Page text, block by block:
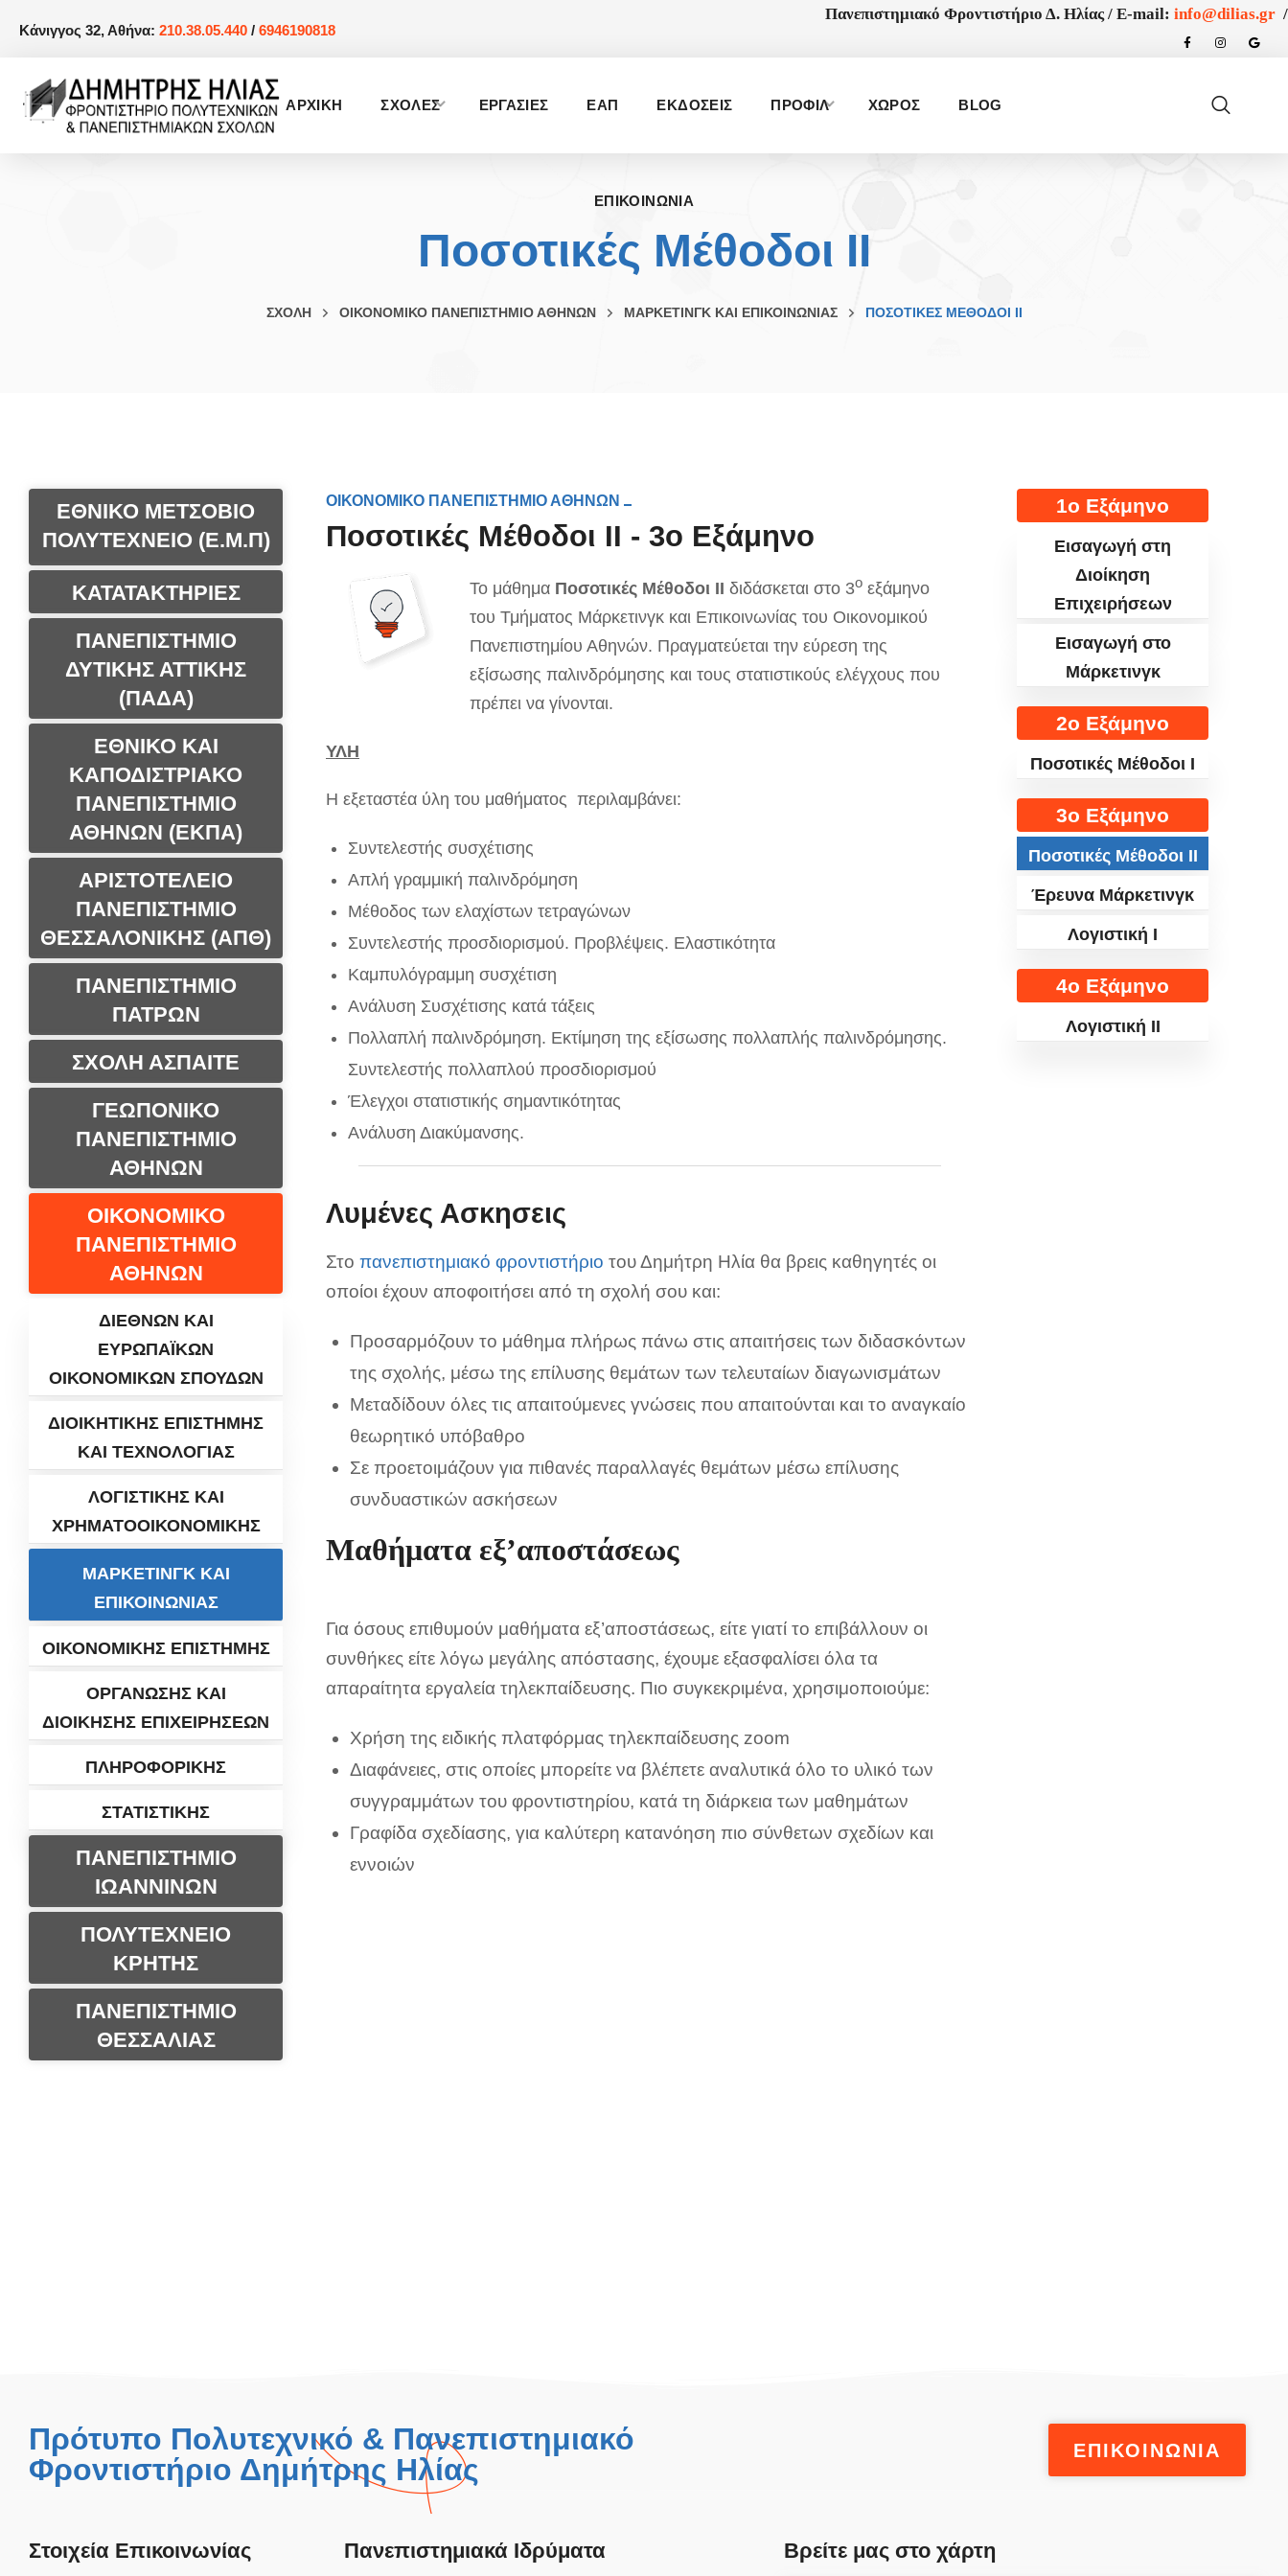
Κάνιγγος 32, Αθήνα: 210.38.05.440 / 6946190818
Πανεπιστημιακό Φροντιστήριο Δ. Ηλίας / E-mail: info@dilias.gr/
AΡΧΙΚΗ ΣΧΟΛΕΣ ΕΡΓΑΣΙΕΣ ΕΑΠ ΕΚΔΟΣΕΙΣ ΠΡΟΦΙΛ ΧΩΡΟΣ BLOG
ΕΠΙΚΟΙΝΩΝΙΑ
Ποσοτικές Μέθοδοι ΙΙ
ΣΧΟΛΗ ΟΙΚΟΝΟΜΙΚΟ ΠΑΝΕΠΙΣΤΗΜΙΟ ΑΘΗΝΩΝ ΜΑΡΚΕΤΙΝΓΚ ΚΑΙ ΕΠΙΚΟΙΝΩΝΙΑΣ ΠΟΣΟΤΙΚΈΣ ΜΈΘΟΔΟΙ ΙΙ
ΕΘΝΙΚΟ ΜΕΤΣΟΒΙΟ
ΠΟΛΥΤΕΧΝΕΙΟ (Ε.Μ.Π)
ΚΑΤΑΤΑΚΤΗΡΙΕΣ
ΠΑΝΕΠΙΣΤΗΜΙΟ
ΔΥΤΙΚΗΣ ΑΤΤΙΚΗΣ
(ΠΑΔΑ)
ΕΘΝΙΚΟ ΚΑΙ
ΚΑΠΟΔΙΣΤΡΙΑΚΟ
ΠΑΝΕΠΙΣΤΗΜΙΟ
ΑΘΗΝΩΝ (ΕΚΠΑ)
ΑΡΙΣΤΟΤΕΛΕΙΟ
ΠΑΝΕΠΙΣΤΗΜΙΟ
ΘΕΣΣΑΛΟΝΙΚΗΣ (ΑΠΘ)
ΠΑΝΕΠΙΣΤΗΜΙΟ
ΠΑΤΡΩΝ
ΣΧΟΛΗ ΑΣΠΑΙΤΕ
ΓΕΩΠΟΝΙΚΟ
ΠΑΝΕΠΙΣΤΗΜΙΟ
ΑΘΗΝΩΝ
ΟΙΚΟΝΟΜΙΚΟ
ΠΑΝΕΠΙΣΤΗΜΙΟ
ΑΘΗΝΩΝ
ΔΙΕΘΝΩΝ ΚΑΙ
ΕΥΡΩΠΑΪΚΩΝ
ΟΙΚΟΝΟΜΙΚΩΝ ΣΠΟΥΔΩΝ
ΔΙΟΙΚΗΤΙΚΗΣ ΕΠΙΣΤΗΜΗΣ
ΚΑΙ ΤΕΧΝΟΛΟΓΙΑΣ
ΛΟΓΙΣΤΙΚΗΣ ΚΑΙ
ΧΡΗΜΑΤΟΟΙΚΟΝΟΜΙΚΗΣ
ΜΑΡΚΕΤΙΝΓΚ ΚΑΙ
ΕΠΙΚΟΙΝΩΝΙΑΣ
ΟΙΚΟΝΟΜΙΚΗΣ ΕΠΙΣΤΗΜΗΣ
ΟΡΓΑΝΩΣΗΣ ΚΑΙ
ΔΙΟΙΚΗΣΗΣ ΕΠΙΧΕΙΡΗΣΕΩΝ
ΠΛΗΡΟΦΟΡΙΚΗΣ
ΣΤΑΤΙΣΤΙΚΗΣ
ΠΑΝΕΠΙΣΤΗΜΙΟ
ΙΩΑΝΝΙΝΩΝ
ΠΟΛΥΤΕΧΝΕΙΟ
ΚΡΗΤΗΣ
ΠΑΝΕΠΙΣΤΗΜΙΟ
ΘΕΣΣΑΛΙΑΣ
ΟΙΚΟΝΟΜΙΚΟ ΠΑΝΕΠΙΣΤΗΜΙΟ ΑΘΗΝΩΝ
Ποσοτικές Μέθοδοι ΙΙ - 3ο Εξάμηνο
Το μάθημα Ποσοτικές Μέθοδοι ΙΙδιδάσκεται στο 3ο εξάμηνο
του Τμήματος Μάρκετινγκ και Επικοινωνίας του Οικονομικού
Πανεπιστημίου Αθηνών. Πραγματεύεται την εύρεση της
εξίσωσης παλινδρόμησης και τους στατιστικούς ελέγχους που
πρέπει να γίνονται.
ΥΛΗ
Η εξεταστέα ύλη του μαθήματος περιλαμβάνει:
Συντελεστής συσχέτισης
Απλή γραμμική παλινδρόμηση
Μέθοδος των ελαχίστων τετραγώνων
Συντελεστής προσδιορισμού. Προβλέψεις. Ελαστικότητα
Καμπυλόγραμμη συσχέτιση
Ανάλυση Συσχέτισης κατά τάξεις
Πολλαπλή παλινδρόμηση. Εκτίμηση της εξίσωσης πολλαπλής παλινδρόμησης.
Συντελεστής πολλαπλού προσδιορισμού
Έλεγχοι στατιστικής σημαντικότητας
Ανάλυση Διακύμανσης.
Λυμένες Ασκησεις
Στο πανεπιστημιακό φροντιστήριο του Δημήτρη Ηλία θα βρεις καθηγητές οι
οποίοι έχουν αποφοιτήσει από τη σχολή σου και:
Προσαρμόζουν το μάθημα πλήρως πάνω στις απαιτήσεις των διδασκόντων
της σχολής, μέσω της επίλυσης θεμάτων των τελευταίων διαγωνισμάτων
Μεταδίδουν όλες τις απαιτούμενες γνώσεις που απαιτούνται και το αναγκαίο
θεωρητικό υπόβαθρο
Σε προετοιμάζουν για πιθανές παραλλαγές θεμάτων μέσω επίλυσης
συνδυαστικών ασκήσεων
Μαθήματα εξ’αποστάσεως
Για όσους επιθυμούν μαθήματα εξ’αποστάσεως, είτε γιατί το επιβάλλουν οι
συνθήκες είτε λόγω μεγάλης απόστασης, έχουμε εξασφαλίσει όλα τα
απαραίτητα εργαλεία τηλεκπαίδευσης. Πιο συγκεκριμένα, χρησιμοποιούμε:
Χρήση της ειδικής πλατφόρμας τηλεκπαίδευσης zoom
Διαφάνειες, στις οποίες μπορείτε να βλέπετε αναλυτικά όλο το υλικό των
συγγραμμάτων του φροντιστηρίου, κατά τη διάρκεια των μαθημάτων
Γραφίδα σχεδίασης, για καλύτερη κατανόηση πιο σύνθετων σχεδίων και
εννοιών
1ο Εξάμηνο
Εισαγωγή στη
Διοίκηση
Επιχειρήσεων
Εισαγωγή στο
Μάρκετινγκ
2ο Εξάμηνο
Ποσοτικές Μέθοδοι I
3ο Εξάμηνο
Ποσοτικές Μέθοδοι II
Έρευνα Μάρκετινγκ
Λογιστική Ι
4ο Εξάμηνο
Λογιστική ΙΙ
Πρότυπο Πολυτεχνικό & Πανεπιστημιακό
Φροντιστήριο Δημήτρης Ηλίας
ΕΠΙΚΟΙΝΩΝΙΑ
Στοιχεία Επικοινωνίας Πανεπιστημιακά Ιδρύματα Βρείτε μας στο χάρτη